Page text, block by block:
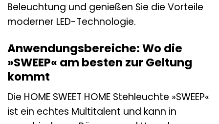
Beleuchtung und genießen Sie die Vorteile
moderner LED-Technologie.
Anwendungsbereiche: Wo die
»SWEEP« am besten zur Geltung
kommt
Die HOME SWEET HOME Stehleuchte »SWEEP«
ist ein echtes Multitalent und kann in